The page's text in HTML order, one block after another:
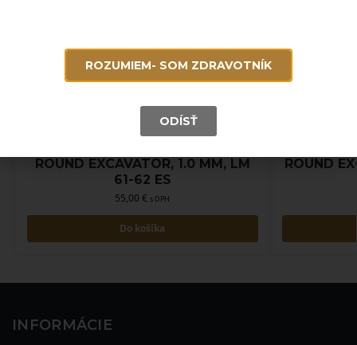
ROUND EXCAVATOR, 1.0 MM, LM
61-62 ES
55,00€ s DPH
Do košíka
ROUND
INFORMÁCIE
ROZUMIEM- SOM ZDRAVOTNÍK
ODÍSŤ